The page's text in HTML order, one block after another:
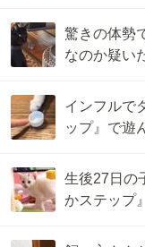
驚きの体勢
なのか疑い
インフルで
ップ』で遊
生後27日の
かステップ